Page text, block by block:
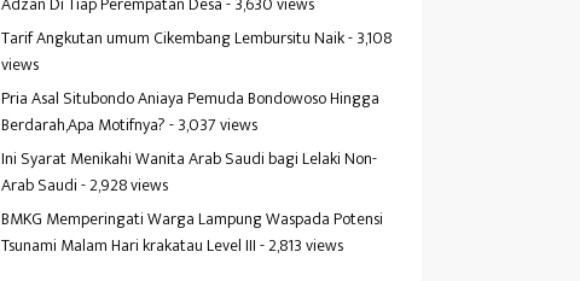
Tarif Angkutan umum Cikembang Lembursitu Naik- 3,108
views
Pria Asal Situbondo Aniaya Pemuda Bondowoso Hingga
Berdarah,Apa Motifnya?- 3,037 views
Ini Syarat Menikahi Wanita Arab Saudi bagi Lelaki Non-
Arab Saudi- 2,928 views
BMKG Memperingati Warga Lampung Waspada Potensi
Tsunami Malam Hari krakatau Level III- 2,813 views